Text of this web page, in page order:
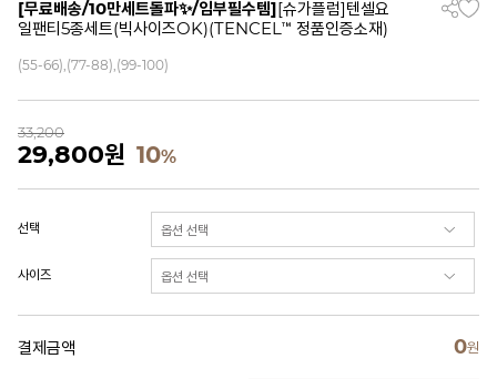
[무료배송/10만세트돌파✨/임부필수템][슈가플럼]텐셀요
일팬티5종세트(빅사이즈OK)(TENCEL™ 정품인증소재)
(55-66),(77-88),(99-100)
33,200
29,800원 10%
선택
사이즈
결제금액 0원